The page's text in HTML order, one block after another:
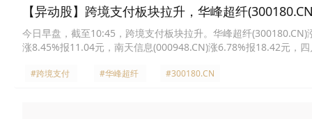
【异动股】跨境支付板块拉升，华峰超纤
今日早盘，截至10:45，跨境支付板块拉升。华峰超纤
涨8.45%报11.04元，南天信息(000948.CN)涨6.78%报18.42元，
#跨境支付 #华峰超纤 #300180.CN